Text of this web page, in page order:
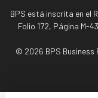
BPS está inscrita en el
Folio 172, Página M-
© 2026 BPS Business